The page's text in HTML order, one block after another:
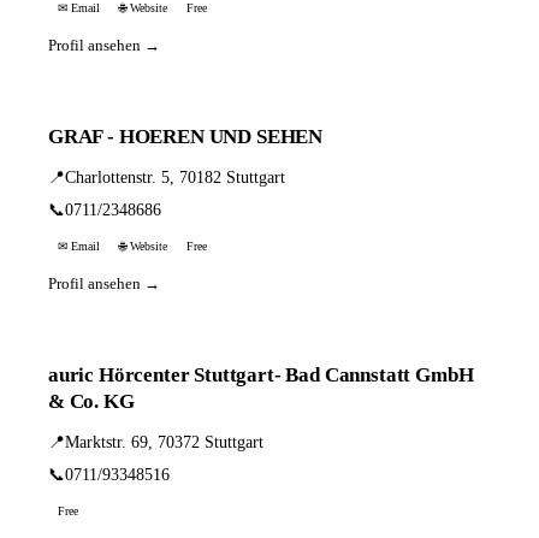
✉ Email 🌐 Website Free
Profil ansehen →
GRAF - HOEREN UND SEHEN
📍Charlottenstr. 5, 70182 Stuttgart
📞0711/2348686
✉ Email 🌐 Website Free
Profil ansehen →
auric Hörcenter Stuttgart- Bad Cannstatt GmbH
& Co. KG
📍Marktstr. 69, 70372 Stuttgart
📞0711/93348516
Free